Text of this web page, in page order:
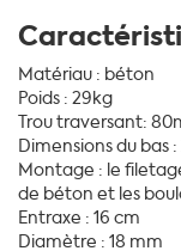
Matériau : béton
Poids : 29kg
Trou traversant:
Dimensions du bas
Montage : le
de béton et les
Entraxe : 16 cm
Diamètre : 18 mm